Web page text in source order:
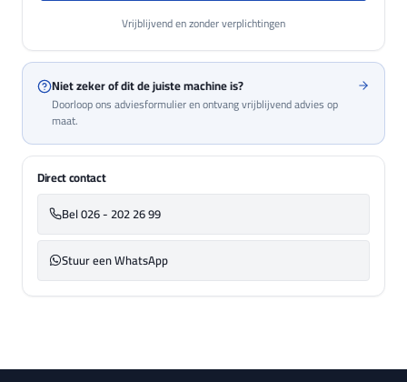
Vrijblijvend en zonder verplichtingen
Niet zeker of dit de juiste machine is?
Doorloop ons adviesformulier en ontvang vrijblijvend advies op
maat.
Direct contact
Bel 026 - 202 26 99
Stuur een WhatsApp